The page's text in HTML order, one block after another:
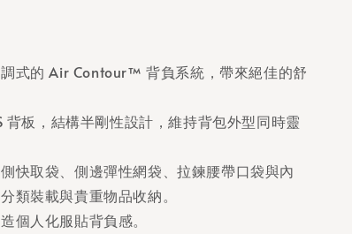
式的 Air Contour™ 背負系統，帶來絕佳的舒
背板，結構半剛性設計，維持背包外型同時靈
快取袋、側邊彈性網袋、拉鍊腰帶口袋與內
類裝載與貴重物品收納。
個人化服貼背負感。